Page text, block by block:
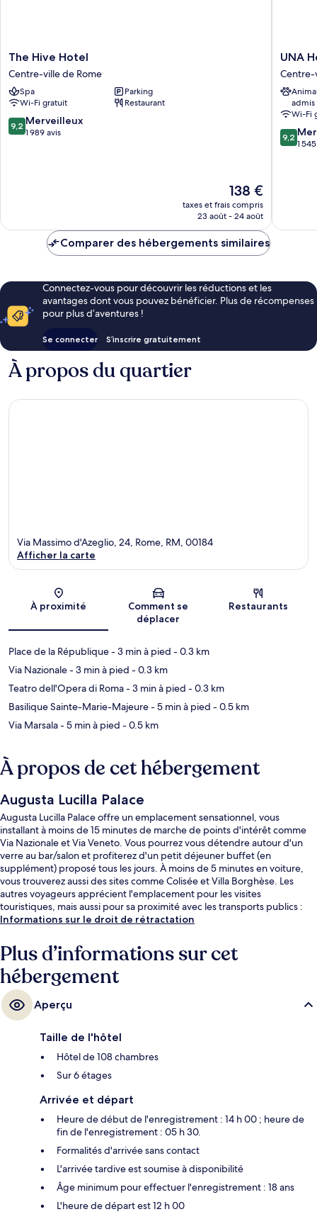
The
Hive
Hotel
Centre-
ville
de
Rome
The Hive Hotel
Centre-ville de Rome
Spa
Parking
Wi-Fi gratuit
Restaurant
9.2
sur
9,2 Merveilleux
1 989 avis
Le
nouveau
prix
de
138 €
taxes et frais compris
23 août - 24 août
UNA
Hotels
Decò
Roma
Centre-
ville
de
Rome
UNA
Centre-
admis
Wi-Fi
9.2
sur
9,2
1
Comparer des hébergements similaires
Connectez-vous pour découvrir les réductions et les
avantages dont vous pouvez bénéficier. Plus de récompenses
pour plus d’aventures !
Se connecter S’inscrire gratuitement
À propos du quartier
Carte
Via Massimo d'Azeglio, 24, Rome, RM, 00184
Afficher la carte
À proximité
Comment se
déplacer
Restaurants
Place de la République- 3 min à pied - 0.3 km
Via Nazionale- 3 min à pied - 0.3 km
Teatro dell'Opera di Roma- 3 min à pied - 0.3 km
Basilique Sainte-Marie-Majeure- 5 min à pied - 0.5 km
Via Marsala- 5 min à pied - 0.5 km
À propos de cet hébergement
Augusta Lucilla Palace
Augusta Lucilla Palace offre un emplacement sensationnel, vous
installant à moins de 15 minutes de marche de points d'intérêt comme
Via Nazionale et Via Veneto. Vous pourrez vous détendre autour d'un
verre au bar/salon et profiterez d'un petit déjeuner buffet (en
supplément) proposé tous les jours. À moins de 5 minutes en voiture,
vous trouverez aussi des sites comme Colisée et Villa Borghèse. Les
autres voyageurs apprécient l'emplacement pour les visites
touristiques, mais aussi pour sa proximité avec les transports publics :
Station de tramway Termini est à 4 min à pied et Arrêt de tram Farini, à 4
Informations sur le droit de rétractation
Plus d’informations sur cet
hébergement
Aperçu
Taille de l'hôtel
Hôtel de 108 chambres
Sur 6 étages
Arrivée et départ
Heure de début de l'enregistrement : 14 h 00 ; heure de
fin de l'enregistrement : 05 h 30.
Formalités d'arrivée sans contact
L'arrivée tardive est soumise à disponibilité
Âge minimum pour effectuer l'enregistrement : 18 ans
L'heure de départ est 12 h 00